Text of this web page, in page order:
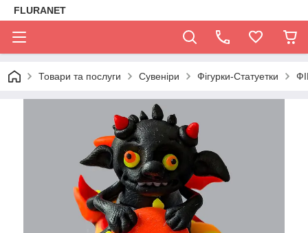
FLURANET
Товари та послуги Сувеніри Фігурки-Статуетки